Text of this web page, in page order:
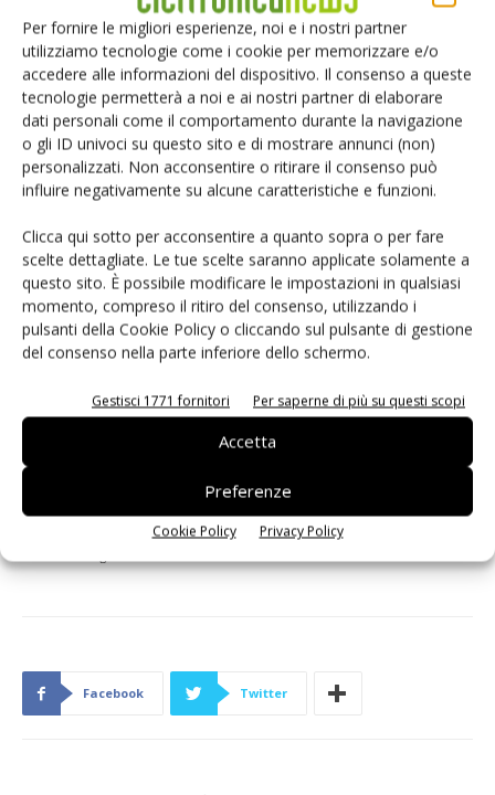
Per fornire le migliori esperienze, noi e i nostri partner
utilizziamo tecnologie come i cookie per memorizzare e/o
accedere alle informazioni del dispositivo. Il consenso a queste
tecnologie permetterà a noi e ai nostri partner di elaborare
dati personali come il comportamento durante la navigazione
o gli ID univoci su questo sito e di mostrare annunci (non)
personalizzati. Non acconsentire o ritirare il consenso può
influire negativamente su alcune caratteristiche e funzioni.
Clicca qui sotto per acconsentire a quanto sopra o per fare
scelte dettagliate. Le tue scelte saranno applicate solamente a
questo sito. È possibile modificare le impostazioni in qualsiasi
momento, compreso il ritiro del consenso, utilizzando i
pulsanti della Cookie Policy o cliccando sul pulsante di gestione
del consenso nella parte inferiore dello schermo.
Gestisci 1771 fornitori Per saperne di più su questi scopi
Accetta
Preferenze
Cookie Policy Privacy Policy
mm. Portando il passo minimo dei contatti da 0,3 a 0,25 mm, Omron ha
ottenuto una diminuzione del 20% dello spazio occupato sulla scheda
rispetto alle precedenti versioni e ha inoltre ridotto a 0,85 mm l'altezza dei
connettori montati. Nonostante le loro dimensioni ridotte, i prodotti della
famiglia XF3C offrono tutte le caratteristiche che hanno decretato il
successo dei connettori per Fpc di Omron: dispongono infatti dell'esclusivo
per ridurre il numero di operazioni di assemblaggio, che facilita l'inserzione
quando il circuito stampato flessibile viene collegato; inoltre tutte le
versioni presentano i doppi contatti, che eliminano la necessità di
codificare il verso dei connettori, superiore o inferiore, per l'assemblaggio
La vasta gamma di connettori per Fpc di Omron comprende anche
doppi contatti e il meccanismo bloccacavo rotativo posteriore come
standard: su richiesta dei clienti sono tuttavia disponibili anche versioni
con bloccacavo rotativo anteriore, con bloccacavo a scorrimento e con
Facebook Twitter